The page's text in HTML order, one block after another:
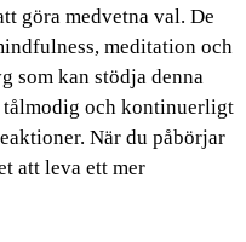
göra medvetna val. De
meditation och
som kan stödja denna
tålmodig och kontinuerligt
När du påbörjar
att leva ett mer